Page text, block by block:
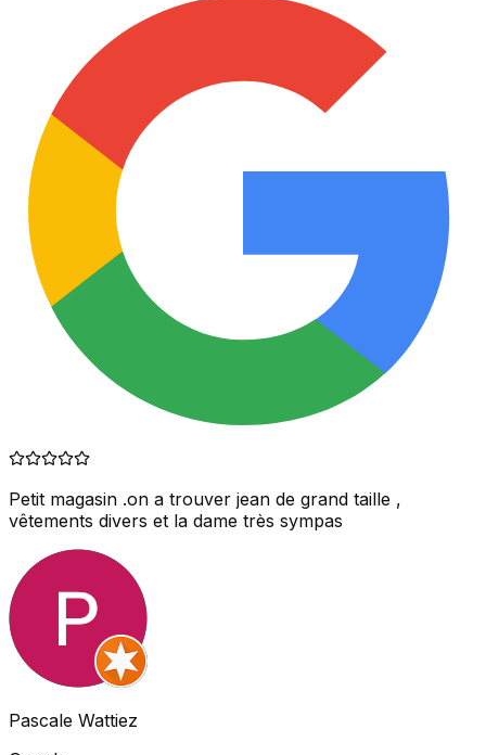
Petit magasin .on a trouver jean de grand taille ,
vêtements divers et la dame très sympas
Pascale Wattiez